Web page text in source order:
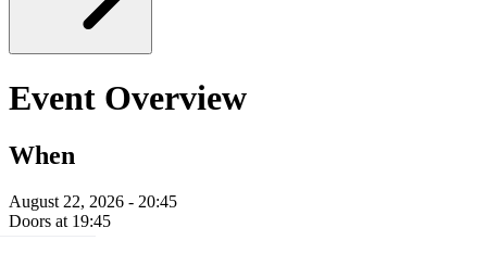
Event Overview
When
August 22, 2026 - 20:45
Doors at 19:45